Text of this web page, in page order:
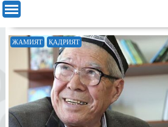
ЖАМИЯТ ҚАДРИЯТ